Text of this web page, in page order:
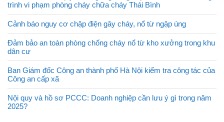
trình vi phạm phòng cháy chữa cháy Thái Bình
Cảnh báo nguy cơ chập điện gây cháy, nổ từ ngập úng
Đảm bảo an toàn phòng chống cháy nổ từ kho xưởng trong khu
dân cư
Ban Giám đốc Công an thành phố Hà Nội kiểm tra công tác của
Công an cấp xã
Nội quy và hồ sơ PCCC: Doanh nghiệp cần lưu ý gì trong năm
2025?